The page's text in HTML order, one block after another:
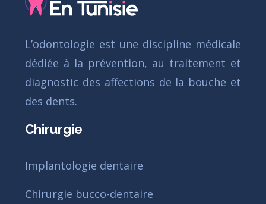
L’odontologie est une discipline médicale
dédiée à la prévention, au traitement et
diagnostic des affections de la bouche et
des dents.
Chirurgie
Implantologie dentaire
Chirurgie bucco-dentaire